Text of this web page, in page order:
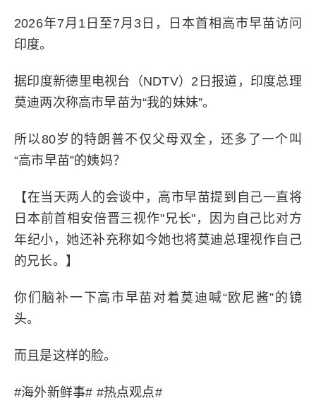
2026年7月1日至7月3日，日本首相高市早苗访问
印度。
据印度新德里电视台（NDTV）2日报道，印度总理
莫迪两次称高市早苗为“我的妹妹”。
所以80岁的特朗普不仅父母双全，还多了一个叫
“高市早苗”的姨妈？
【在当天两人的会谈中，高市早苗提到自己一直将
日本前首相安倍晋三视作"兄长"，因为自己比对方
年纪小，她还补充称如今她也将莫迪总理视作自己
的兄长。】
你们脑补一下高市早苗对着莫迪喊“欧尼酱”的镜
头。
而且是这样的脸。
#海外新鲜事# #热点观点#